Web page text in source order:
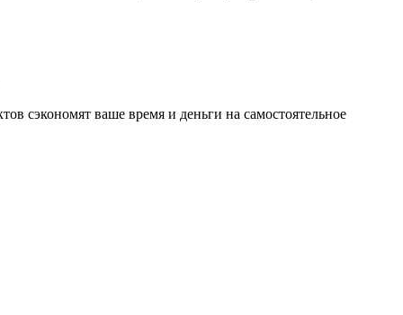
сэкономят ваше время и деньги на самостоятельное